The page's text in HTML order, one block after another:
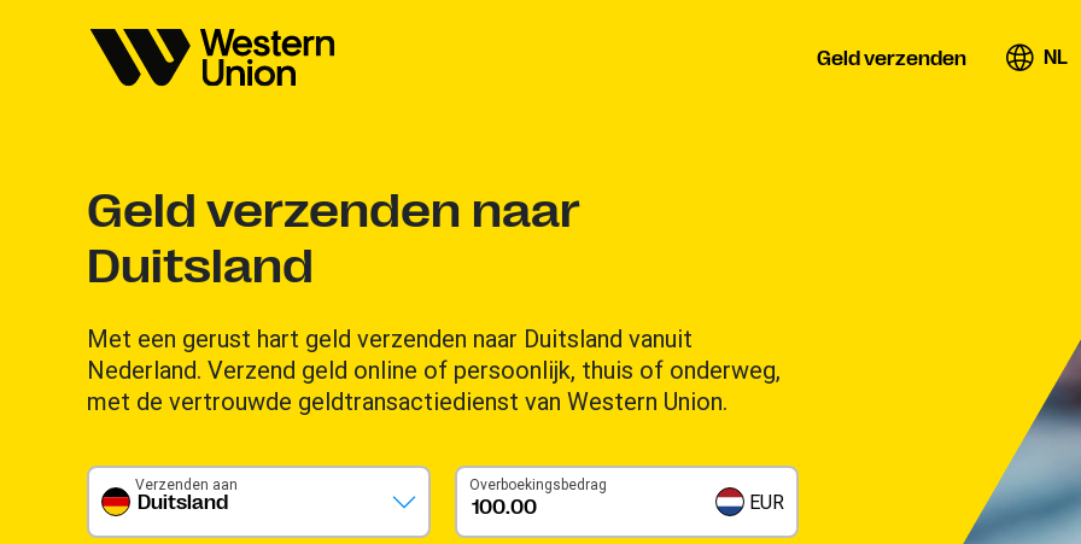
Geld verzenden NL
Geld verzenden naar
Duitsland
Met een gerust hart geld verzenden naar Duitsland vanuit
Nederland. Verzend geld online of persoonlijk, thuis of onderweg,
met de vertrouwde geldtransactiedienst van Western Union.
Duitsland
Verzenden aan Overboekingsbedrag
EUR